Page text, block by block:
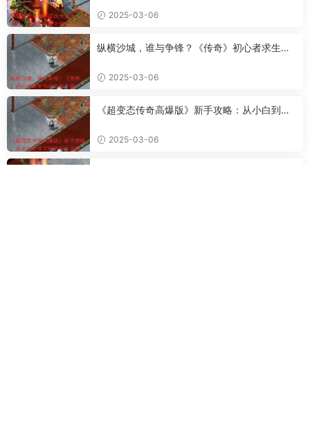
2025-03-06
纵横沙城，谁与争锋？《传奇》初心者求生指
2025-03-06
《超变态传奇高爆版》新手攻略：从小白到骨
2025-03-06